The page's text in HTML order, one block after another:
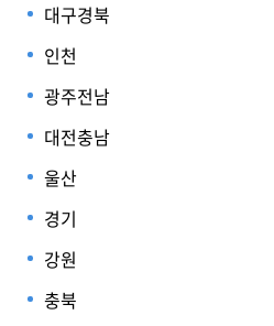
대구경북
인천
광주전남
대전충남
울산
경기
강원
충북